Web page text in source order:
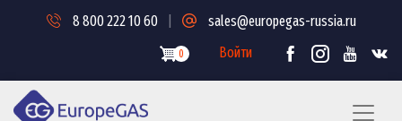
8 800 222 10 60 sales@europegas-russia.ru
0 Войти